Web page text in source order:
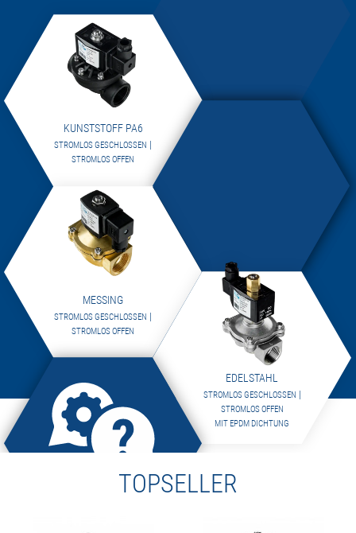
KUNSTSTOFF PA6
STROMLOS GESCHLOSSEN |
STROMLOS OFFEN
MESSING
STROMLOS GESCHLOSSEN |
STROMLOS OFFEN
EDELSTAHL
STROMLOS GESCHLOSSEN |
STROMLOS OFFEN
MIT EPDM DICHTUNG
KONTAKTTOPSELLER